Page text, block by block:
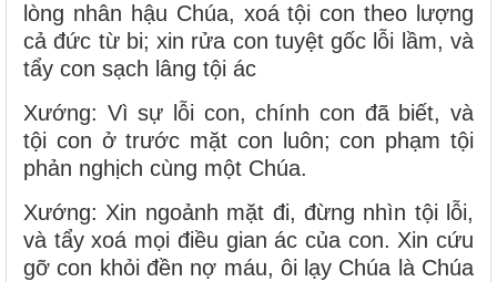
lòng nhân hậu Chúa, xoá tội con theo lượng
cả đức từ bi; xin rửa con tuyệt gốc lỗi lầm, và
tẩy con sạch lâng tội ác
Xướng: Vì sự lỗi con, chính con đã biết, và
tội con ở trước mặt con luôn; con phạm tội
phản nghịch cùng một Chúa.
Xướng: Xin ngoảnh mặt đi, đừng nhìn tội lỗi,
và tẩy xoá mọi điều gian ác của con. Xin cứu
gỡ con khỏi đền nợ máu, ôi lạy Chúa là Chúa